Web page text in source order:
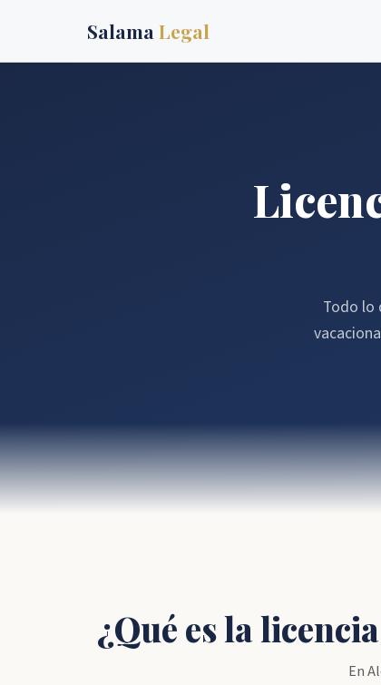
Salama Legal
Todo lo
¿Qué es la
En